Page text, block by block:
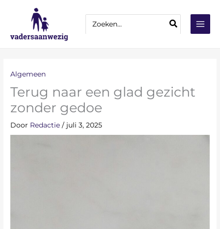
inhoud
naar:
Algemeen
Terug naar een glad gezicht
zonder gedoe
Door Redactie/ juli 3, 2025
n